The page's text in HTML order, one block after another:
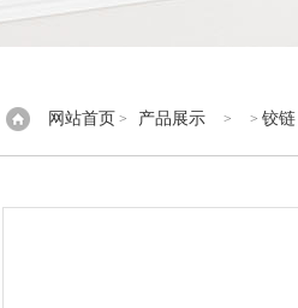
网站首页 > 产品展示 > > 铰链